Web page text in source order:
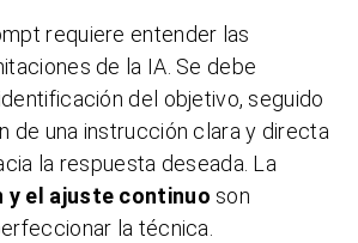
requiere entender las
de la IA. Se debe
del objetivo, seguido
de una instrucción clara y directa
la respuesta deseada. La
y el ajuste continuo son
la técnica.